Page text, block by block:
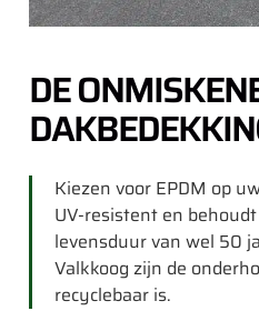
DE
Kiezen voor EPDM op
UV-resistent en
levensduur van wel 50
Valkkoog zijn de
recyclebaar is.